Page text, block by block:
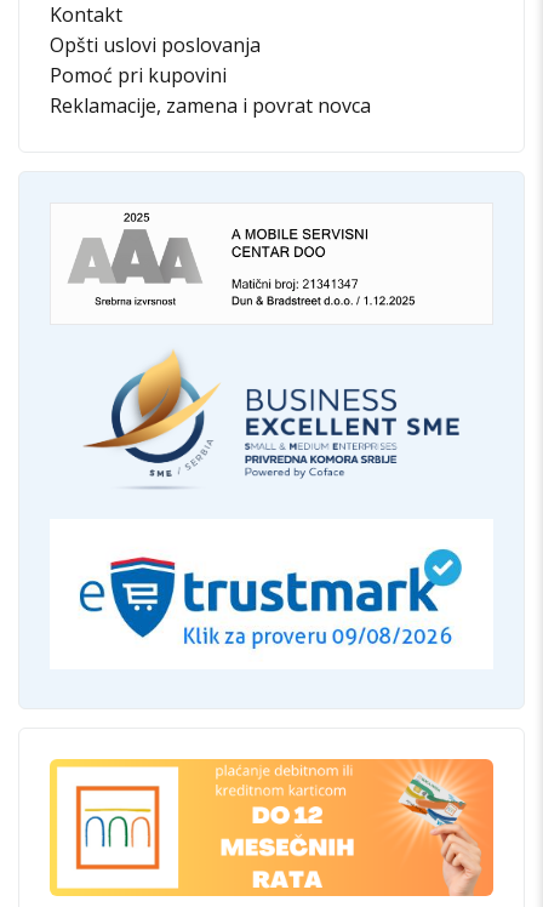
Kontakt
Opšti uslovi poslovanja
Pomoć pri kupovini
Reklamacije, zamena i povrat novca